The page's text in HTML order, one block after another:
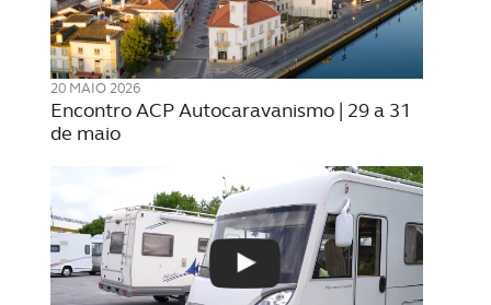
20 MAIO 2026
Encontro ACP Autocaravanismo | 29 a 31
de maio